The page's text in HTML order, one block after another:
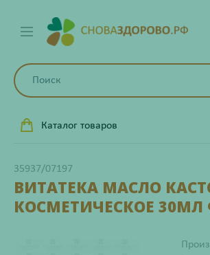
Каталог товаров
35937/07197
ВИТАТЕКА МАСЛО
КОСМЕТИЧЕСКОЕ 30МЛ